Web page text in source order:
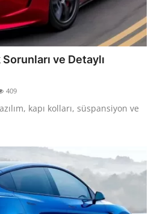
ve Detaylı
409
kapı kolları, süspansiyon ve